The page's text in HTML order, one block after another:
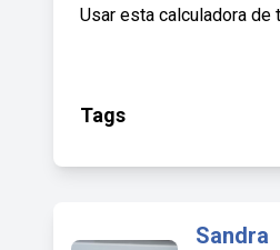
Usar esta calculadora de
Tags
Sandra